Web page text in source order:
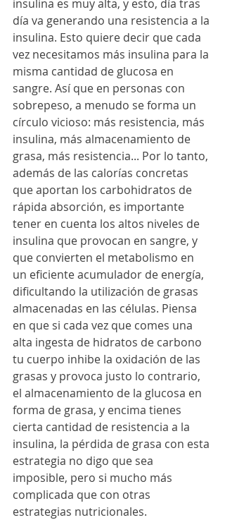
insulina es muy alta, y esto, día tras
día va generando una resistencia a la
insulina. Esto quiere decir que cada
vez necesitamos más insulina para la
misma cantidad de glucosa en
sangre. Así que en personas con
sobrepeso, a menudo se forma un
círculo vicioso: más resistencia, más
insulina, más almacenamiento de
grasa, más resistencia... Por lo tanto,
además de las calorías concretas
que aportan los carbohidratos de
rápida absorción, es importante
tener en cuenta los altos niveles de
insulina que provocan en sangre, y
que convierten el metabolismo en
un eficiente acumulador de energía,
dificultando la utilización de grasas
almacenadas en las células. Piensa
en que si cada vez que comes una
alta ingesta de hidratos de carbono
tu cuerpo inhibe la oxidación de las
grasas y provoca justo lo contrario,
el almacenamiento de la glucosa en
forma de grasa, y encima tienes
cierta cantidad de resistencia a la
insulina, la pérdida de grasa con esta
estrategia no digo que sea
imposible, pero si mucho más
complicada que con otras
estrategias nutricionales.